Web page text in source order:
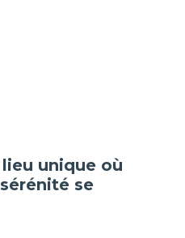
lieu unique où
se